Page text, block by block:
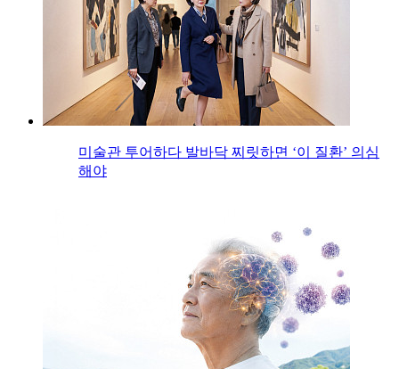
미술관 투어하다 발바닥 찌릿하면 ‘이 질환’ 의심
해야